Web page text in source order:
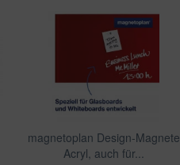
magnetoplan Design-Magnete
Acryl, auch für...